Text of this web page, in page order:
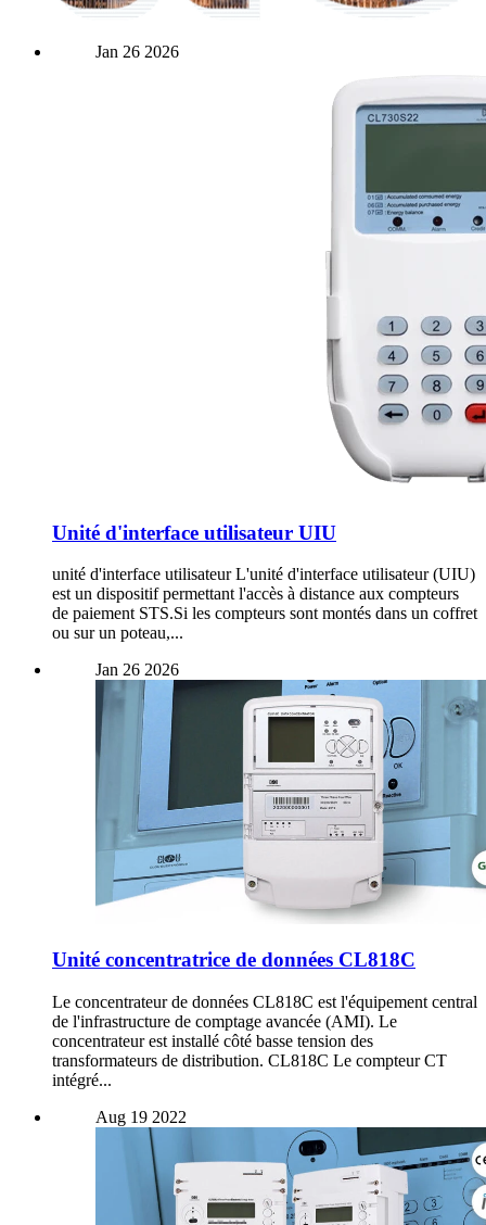
Jan 26 2026
Unité d'interface utilisateur UIU
unité d'interface utilisateur L'unité d'interface utilisateur (UIU)
est un dispositif permettant l'accès à distance aux compteurs
de paiement STS.Si les compteurs sont montés dans un coffret
ou sur un poteau,...
Jan 26 2026
Unité concentratrice de données CL818C
Le concentrateur de données CL818C est l'équipement central
de l'infrastructure de comptage avancée (AMI). Le
concentrateur est installé côté basse tension des
transformateurs de distribution. CL818C Le compteur CT
intégré...
Aug 19 2022